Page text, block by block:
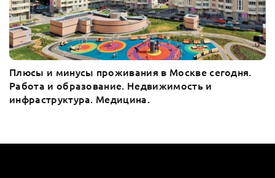
Плюсы и минусы проживания в Москве сегодня.
Работа и образование. Недвижимость и
инфраструктура. Медицина.